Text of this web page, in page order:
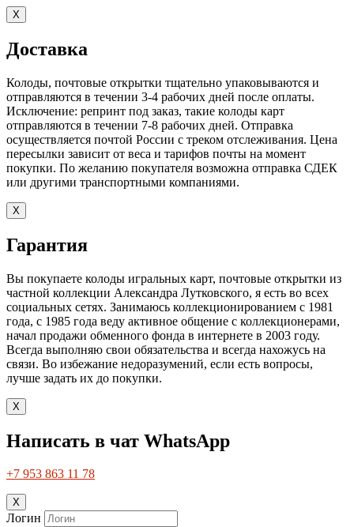
X
Доставка
Колоды, почтовые открытки тщательно упаковываются и
отправляются в течении 3-4 рабочих дней после оплаты.
Исключение: репринт под заказ, такие колоды карт
отправляются в течении 7-8 рабочих дней. Отправка
осуществляется почтой России с треком отслеживания. Цена
пересылки зависит от веса и тарифов почты на момент
покупки. По желанию покупателя возможна отправка СДЕК
или другими транспортными компаниями.
X
Гарантия
Вы покупаете колоды игральных карт, почтовые открытки из
частной коллекции Александра Лутковского, я есть во всех
социальных сетях. Занимаюсь коллекционированием с 1981
года, с 1985 года веду активное общение с коллекционерами,
начал продажи обменного фонда в интернете в 2003 году.
Всегда выполняю свои обязательства и всегда нахожусь на
связи. Во избежание недоразумений, если есть вопросы,
лучше задать их до покупки.
X
Написать в чат WhatsApp
+7 953 863 11 78
X
Логин